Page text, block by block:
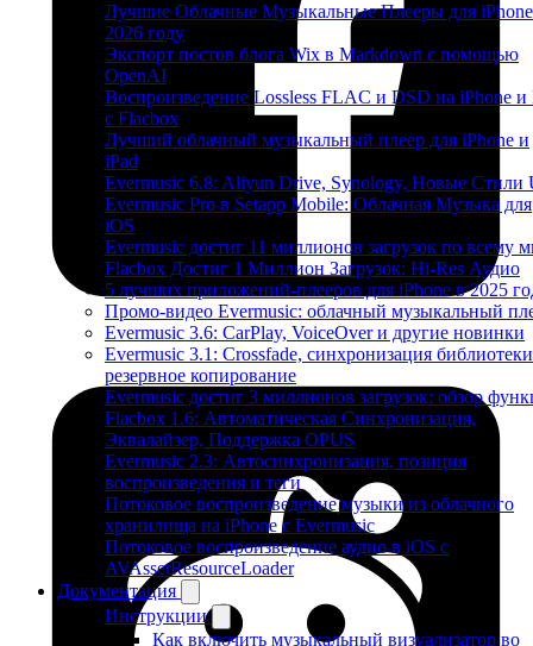
Лучшие Облачные Музыкальные Плееры для
2026 году
Экспорт постов блога Wix в Markdown с помощью
OpenAI
Воспроизведение Lossless FLAC и DSD на iPhone и
с Flacbox
Лучший облачный музыкальный плеер для iPhone и
iPad
Evermusic 6.8: Aliyun Drive, Synology, Новые Стили
Evermusic Pro в Setapp Mobile: Облачная Музыка для
iOS
Evermusic достиг 11 миллионов загрузок по всему
Flacbox Достиг 1 Миллион Загрузок: Hi-Res Аудио
5 лучших приложений-плееров для iPhone в 2025
Промо-видео Evermusic: облачный музыкальный
Evermusic 3.6: CarPlay, VoiceOver и другие новинки
Evermusic 3.1: Crossfade, синхронизация
резервное копирование
Evermusic достиг 3 миллионов загрузок: обзор
Flacbox 1.6: Автоматическая Синхронизация,
Эквалайзер, Поддержка OPUS
Evermusic 2.3: Автосинхронизация, позиция
воспроизведения и теги
Потоковое воспроизведение музыки из облачного
хранилища на iPhone с Evermusic
Потоковое воспроизведение аудио в iOS с
AVAssetResourceLoader
Документация
Инструкции
Как включить музыкальный визуализатор во